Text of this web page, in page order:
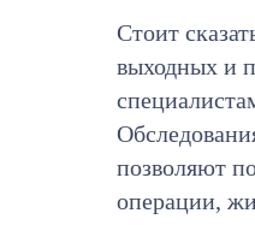
Стоит
выходных и
позволяют
операции,